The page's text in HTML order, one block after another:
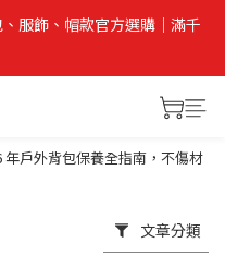
服飾、帽款官方選購｜滿千
年戶外背包保養全指南，不傷材
文章分類